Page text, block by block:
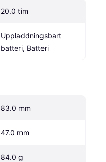
20.0 tim
Uppladdningsbart
batteri, Batteri
83.0 mm
47.0 mm
84.0 g